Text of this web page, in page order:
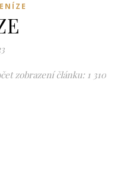
zobrazení článku: 1 310